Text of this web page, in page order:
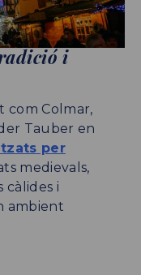
i
com Colmar,
Tauber en
per
medievals,
càlides i
ambient